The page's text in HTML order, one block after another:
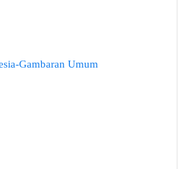
Gambaran Umum